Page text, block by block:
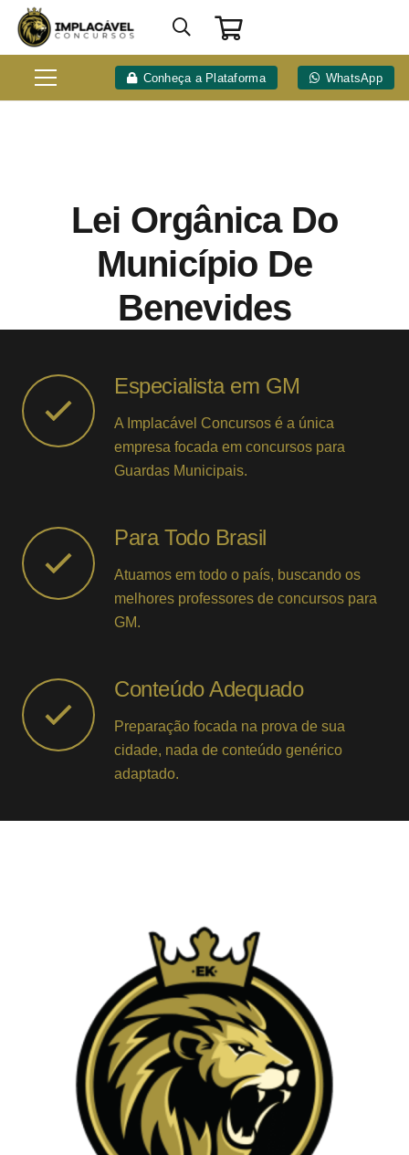
Conheça a Plataforma WhatsApp
Lei Orgânica Do
Município De
Benevides
Especialista em GM
A Implacável Concursos é a única
empresa focada em concursos para
Guardas Municipais.
Para Todo Brasil
Atuamos em todo o país, buscando os
melhores professores de concursos para
GM.
Conteúdo Adequado
Preparação focada na prova de sua
cidade, nada de conteúdo genérico
adaptado.